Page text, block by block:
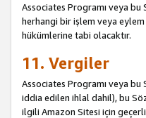
Associates Programı veya
herhangi bir işlem veya
hükümlerine tabi olacaktır.
11. Vergiler
Associates Programı veya
iddia edilen ihlal dahil), bu
ilgili Amazon Sitesi için